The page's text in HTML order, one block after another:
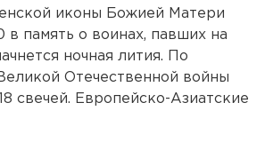
иконы Божией Матери
в память о воинах, павших на
ночная лития. По
Отечественной войны
свечей. Европейско-Азиатские